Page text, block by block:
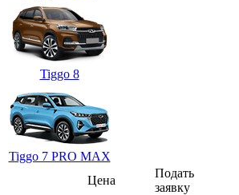
Tiggo 8
Tiggo 7 PRO MAX
Цена
Подать
заявку